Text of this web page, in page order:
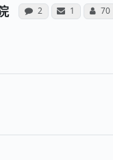
感想投稿（合算）
2 病院への声
サンキュー
1 病院コミ
70
者さんの感想が合計
ンキューレターが合
（合算）
ュニケーション・タ